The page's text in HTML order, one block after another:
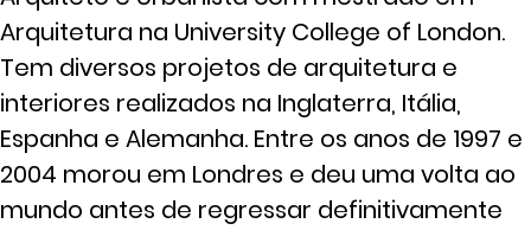
Arquitetura na University College of London.
Tem diversos projetos de arquitetura e
interiores realizados na Inglaterra, Itália,
Espanha e Alemanha. Entre os anos de 1997 e
2004 morou em Londres e deu uma volta ao
mundo antes de regressar definitivamente